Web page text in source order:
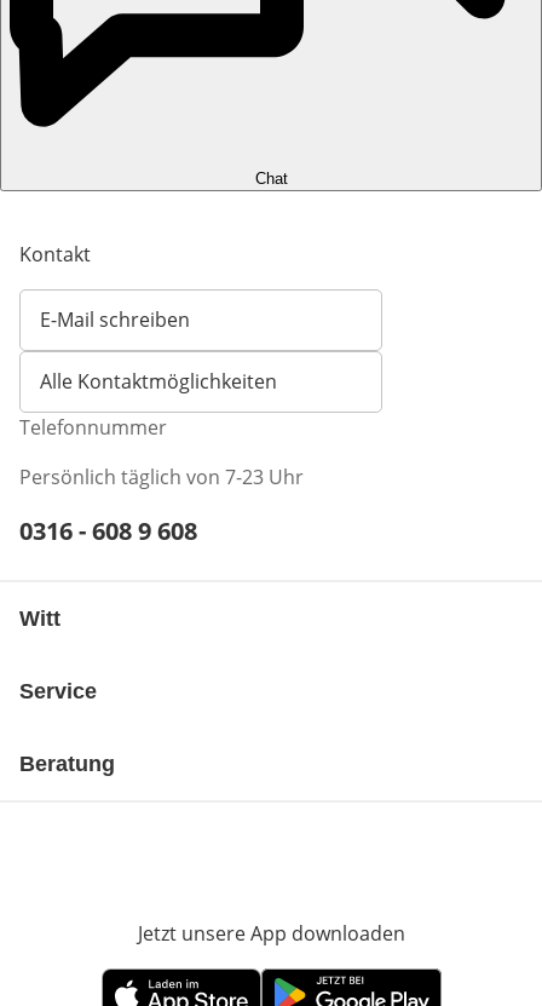
Chat
Kontakt
E-Mail schreiben
Öffnet E-Mail-Client
Alle Kontaktmöglichkeiten
Telefonnummer
Persönlich täglich von 7-23 Uhr
Telefonnummer:
0316 - 608 9 608
Witt
Service
Beratung
Jetzt unsere App downloaden